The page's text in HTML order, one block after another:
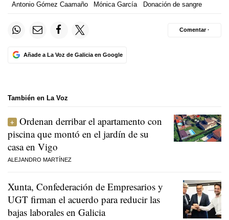
Antonio Gómez Caamaño
Mónica García Donación de sangre
Añade a La Voz de Galicia en Google
Comentar ·
También en La Voz
Ordenan derribar el apartamento con
piscina que montó en el jardín de su
casa en Vigo
ALEJANDRO MARTÍNEZ
Xunta, Confederación de Empresarios y
UGT firman el acuerdo para reducir las
bajas laborales en Galicia